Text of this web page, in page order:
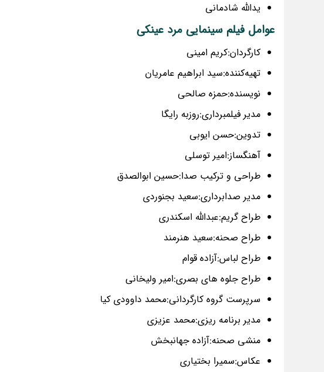
یدالله شادمانی
عوامل فیلم سینمایی مرد عینکی
کارگردان:کریم امینی
تهیه‌کننده:سید ابراهیم عامریان
نویسنده:حمزه صالحی
مدیر فیلمبرداری:روزبه رایگا
تدوین:حسن ایوبی
آهنگساز:امیر توسلی
طراحی و ترکیب صدا:حسین ابوالصدق
مدیر صدابرداری:سعید بجنوردی
طراح گریم:عبدالله اسکندری
طراح صحنه:سعید هنرمند
طراح لباس:آزاده قوام
طراح جلوه های بصری:امیر ولیخانی
سرپرست گروه کارگردانی:محمد داوودی کیا
مدیر برنامه ریزی:محمد عزیزی
منشی صحنه:آزاده جهانبخش
عکاس:سمیرا بختیاری